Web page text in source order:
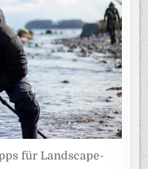
für Landscape-